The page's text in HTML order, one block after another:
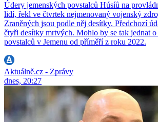
Údery jemenských povstalců Húsíů na
lidí, řekl ve čtvrtek nejmenovaný vojenský
Zraněných jsou podle něj desítky. Předchozí
čtyři desítky mrtvých. Mohlo by se tak jednat
povstalců v Jemenu od příměří z roku 2022.
Aktuálně.cz - Zprávy
dnes, 20:27